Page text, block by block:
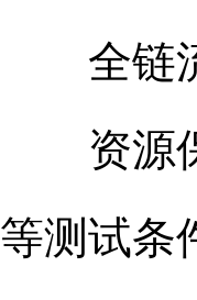
全链流
资源保
等测试条